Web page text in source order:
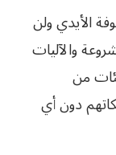
الأيدي ولن
والآليات
من
دون أي